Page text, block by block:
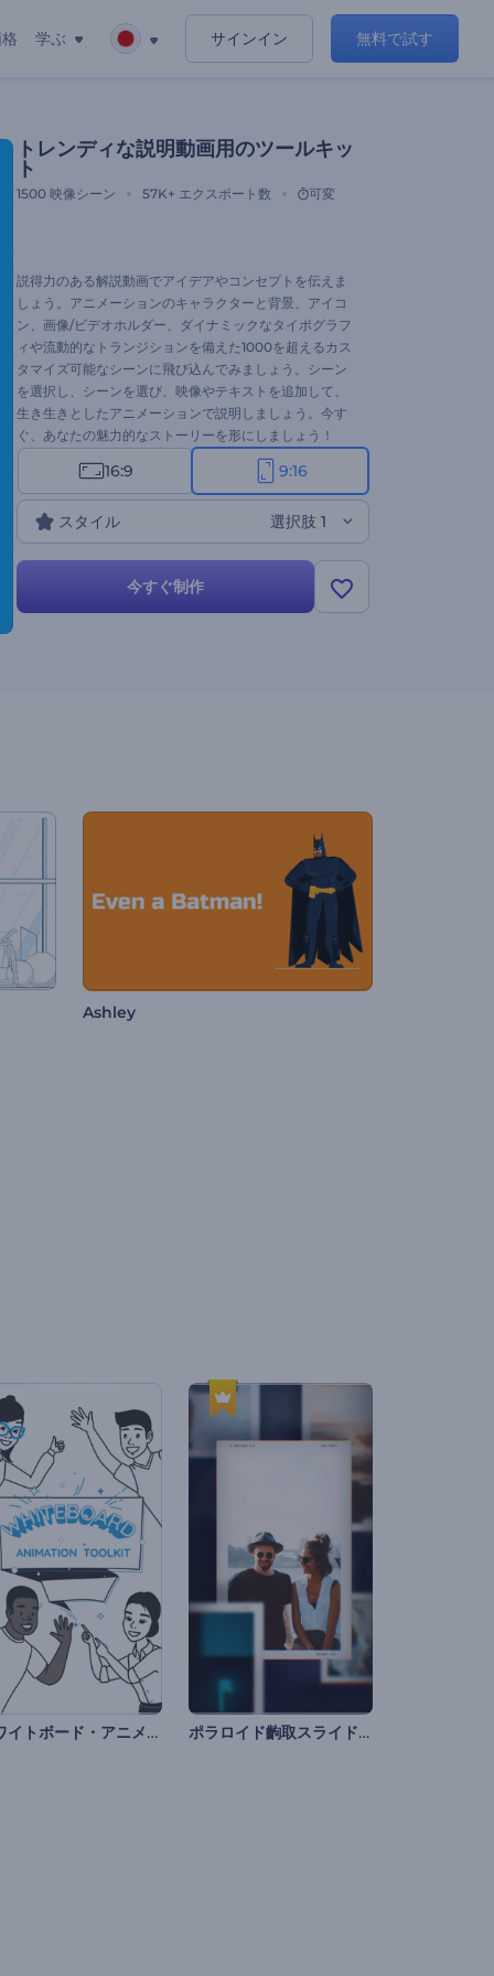
学ぶ サインイン 無料で試す
トレンディな説明動画用のツールキッ
ト
1500 映像シーン 57K+ エクスポート数 可変
説得力のある解説動画でアイデアやコンセプトを伝えま
しょう。アニメーションのキャラクターと背景、アイコ
ン、画像/ビデオホルダー、ダイナミックなタイポグラフ
ィや流動的なトランジションを備えた1000を超えるカス
タマイズ可能なシーンに飛び込んでみましょう。シーン
を選択し、シーンを選び、映像やテキストを追加して、
生き生きとしたアニメーションで説明しましょう。今す
ぐ、あなたの魅力的なストーリーを形にしましょう！
16:9 9:16
スタイル 選択肢 1
今すぐ制作
Ashley
ホワイトボード・アニメーションのツールキット ポラロイド齣取スライドショー